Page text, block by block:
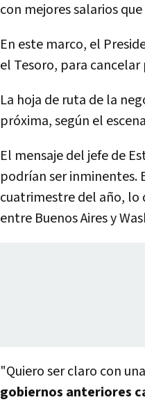
con mejores salarios
En este marco, el
el Tesoro, para cancelar
La hoja de ruta de la
próxima, según el
El mensaje del jefe de
podrían ser inminentes.
cuatrimestre del año, lo
entre Buenos Aires y
"Quiero ser claro con
gobiernos anteriores